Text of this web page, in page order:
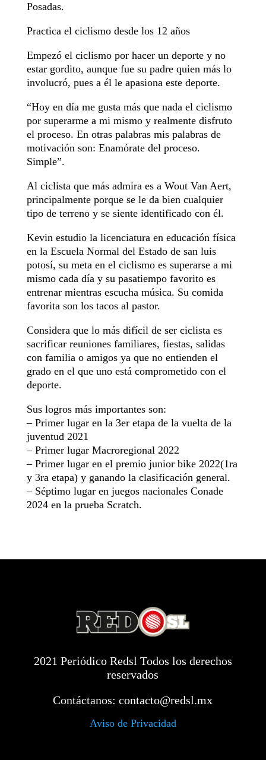
Posadas.
Practica el ciclismo desde los 12 años
Empezó el ciclismo por hacer un deporte y no
estar gordito, aunque fue su padre quien más lo
involucró, pues a él le apasiona este deporte.
“Hoy en día me gusta más que nada el ciclismo
por superarme a mi mismo y realmente disfruto
el proceso. En otras palabras mis palabras de
motivación son: Enamórate del proceso.
Simple”.
Al ciclista que más admira es a Wout Van Aert,
principalmente porque se le da bien cualquier
tipo de terreno y se siente identificado con él.
Kevin estudio la licenciatura en educación física
en la Escuela Normal del Estado de san luis
potosí, su meta en el ciclismo es superarse a mi
mismo cada día y su pasatiempo favorito es
entrenar mientras escucha música. Su comida
favorita son los tacos al pastor.
Considera que lo más difícil de ser ciclista es
sacrificar reuniones familiares, fiestas, salidas
con familia o amigos ya que no entienden el
grado en el que uno está comprometido con el
deporte.
Sus logros más importantes son:
– Primer lugar en la 3er etapa de la vuelta de la
juventud 2021
– Primer lugar Macroregional 2022
– Primer lugar en el premio junior bike 2022(1ra
y 3ra etapa) y ganando la clasificación general.
– Séptimo lugar en juegos nacionales Conade
2024 en la prueba Scratch.
2021 Periódico Redsl Todos los derechos
reservados
Contáctanos:contacto@redsl.mx
Aviso de Privacidad